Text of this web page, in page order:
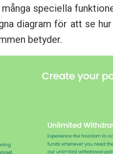
speciella
diagram för att se
betyder.